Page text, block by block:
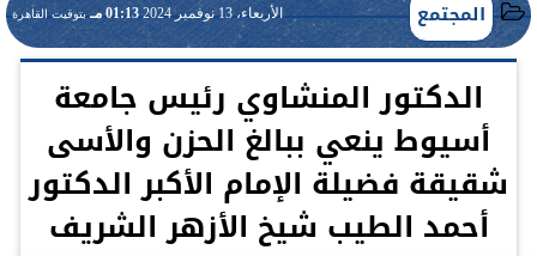
المجتمع الأربعاء، 13 نوفمبر 2024 01:13 مـ بتوقيت القاهرة
الدكتور المنشاوي رئيس جامعة
أسيوط ينعي ببالغ الحزن والأسى
شقيقة فضيلة الإمام الأكبر الدكتور
أحمد الطيب شيخ الأزهر الشريف